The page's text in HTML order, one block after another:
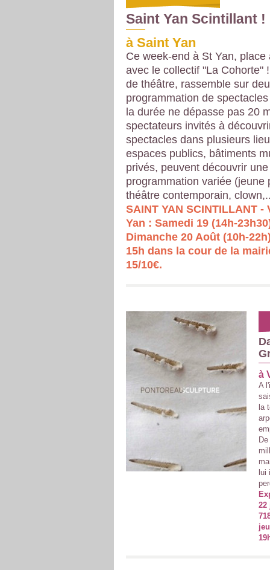
Saint Yan Scintillant !
à Saint Yan
Ce week-end à St Yan, place
avec le collectif "La Cohorte"
de théâtre, rassemble sur
programmation de
la durée ne dépasse pas 20
spectateurs invités à
spectacles dans plusieurs
espaces publics, bâtiments
privés, peuvent découvrir une
programmation variée (jeune
théâtre contemporain,
SAINT YAN SCINTILLANT -
Yan : Samedi 19 (14h-
Dimanche 20 Août (10h-
15h dans la cour de la
15/10€.
à
A
la
lui
22